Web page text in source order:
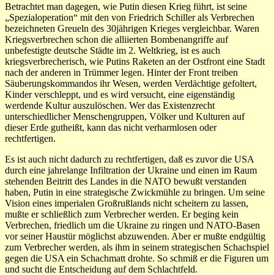
Betrachtet man dagegen, wie Putin diesen Krieg führt, ist seine
„Spezialoperation“ mit den von Friedrich Schiller als Verbrechen
bezeichneten Greueln des 30jährigen Krieges vergleichbar. Waren
Kriegsverbrechen schon die alliierten Bombenangriffe auf
unbefestigte deutsche Städte im 2. Weltkrieg, ist es auch
kriegsverbrecherisch, wie Putins Raketen an der Ostfront eine Stadt
nach der anderen in Trümmer legen. Hinter der Front treiben
Säuberungskommandos ihr Wesen, werden Verdächtige gefoltert,
Kinder verschleppt, und es wird versucht, eine eigenständig
werdende Kultur auszulöschen. Wer das Existenzrecht
unterschiedlicher Menschengruppen, Völker und Kulturen auf
dieser Erde gutheißt, kann das nicht verharmlosen oder
rechtfertigen.
Es ist auch nicht dadurch zu rechtfertigen, daß es zuvor die USA
durch eine jahrelange Infiltration der Ukraine und einen im Raum
stehenden Beitritt des Landes in die NATO bewußt verstanden
haben, Putin in eine strategische Zwickmühle zu bringen. Um seine
Vision eines imperialen Großrußlands nicht scheitern zu lassen,
mußte er schließlich zum Verbrecher werden. Er beging kein
Verbrechen, friedlich um die Ukraine zu ringen und NATO-Basen
vor seiner Haustür möglichst abzuwenden. Aber er mußte endgültig
zum Verbrecher werden, als ihm in seinem strategischen Schachspiel
gegen die USA ein Schachmatt drohte. So schmiß er die Figuren um
und sucht die Entscheidung auf dem Schlachtfeld.